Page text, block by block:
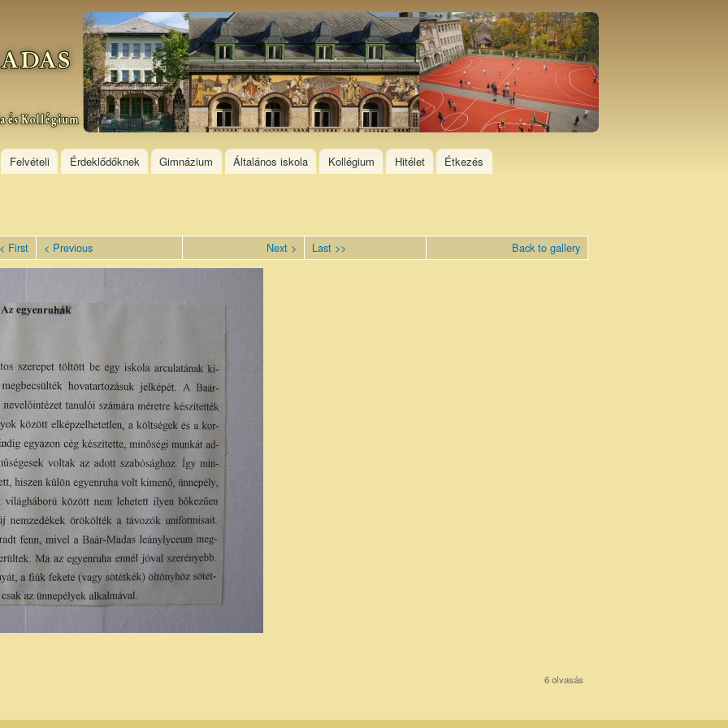
Skip to
main
content
Felvételi Érdeklődőknek Gimnázium Általános iskola Kollégium Hitélet Étkezés
First < Previous Next > Last >> Back to gallery
6 olvasás